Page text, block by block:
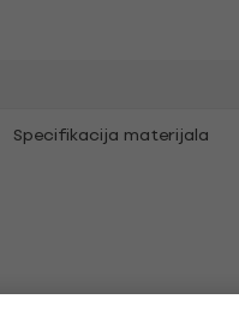
Specifikacija materijala